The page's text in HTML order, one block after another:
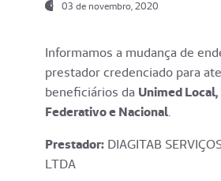
03 de novembro, 2020
Informamos a mudança de
prestador credenciado para
beneficiários da Unimed
Federativo e Nacional.
Prestador: DIAGITAB
LTDA